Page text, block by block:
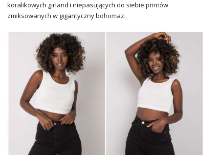
koralikowych girland i niepasujących do siebie printów
zmiksowanych w gigantyczny bohomaz.